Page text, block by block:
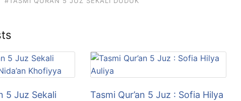
5 Juz Sekali
Tasmi Qur’an 5 Juz : Sofia Hilya